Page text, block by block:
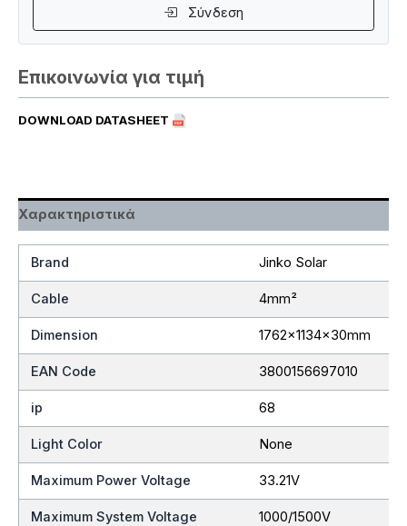
Επικοινωνία για τιμή
DOWNLOAD DATASHEET
Σύνδεση
Χαρακτηριστικά
Brand Jinko Solar
Cable 4mm²
Dimension 1762x1134x30mm
EAN Code 3800156697010
ip 68
Light Color None
Maximum Power Voltage 33.21V
Maximum System Voltage 1000/1500V